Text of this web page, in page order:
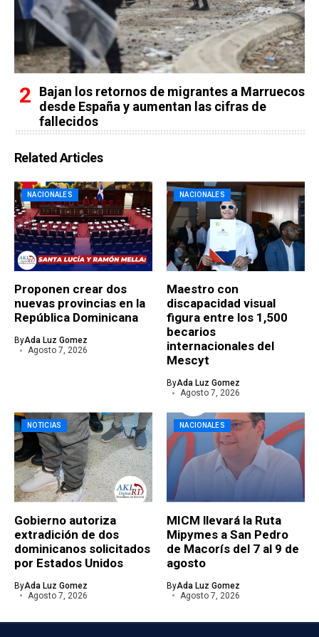
Bajan los retornos de migrantes a Marruecos
desde España y aumentan las cifras de
fallecidos
Related Articles
NACIONALES
Proponen crear dos
nuevas provincias en la
República Dominicana
ByAda Luz Gomez
Agosto 7, 2026
NACIONALES
Maestro con
discapacidad visual
figura entre los 1,500
becarios
internacionales del
Mescyt
ByAda Luz Gomez
Agosto 7, 2026
NOTICIAS
Gobierno autoriza
extradición de dos
dominicanos solicitados
por Estados Unidos
ByAda Luz Gomez
Agosto 7, 2026
NACIONALES
MICM llevará la Ruta
Mipymes a San Pedro
de Macorís del 7 al 9 de
agosto
ByAda Luz Gomez
Agosto 7, 2026